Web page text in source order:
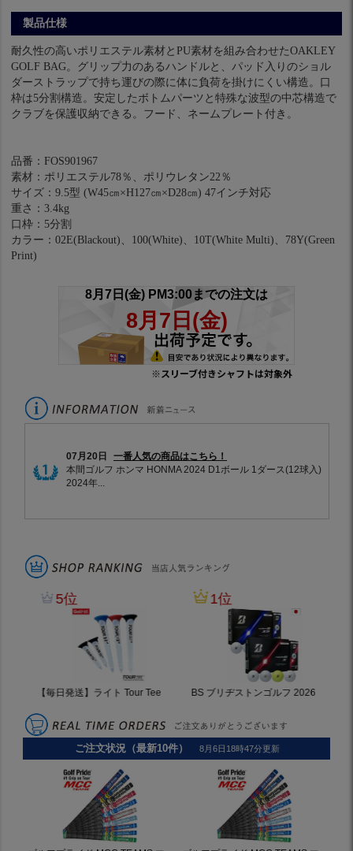
製品仕様
耐久性の高いポリエステル素材とPU素材を組み合わせたOAKLEY
GOLF BAG。グリップ力のあるハンドルと、パッド入りのショル
ダーストラップで持ち運びの際に体に負荷を掛けにくい構造。口
枠は5分割構造。安定したボトムパーツと特殊な波型の中芯構造で
クラブを保護収納できる。フード、ネームプレート付き。
品番：FOS901967
素材：ポリエステル78％、ポリウレタン22％
サイズ：9.5型 (W45㎝×H127㎝×D28㎝) 47インチ対応
重さ：3.4kg
口枠：5分割
カラー：02E(Blackout)、100(White)、10T(White Multi)、78Y(Green
Print)
※スリーブ付きシャフトは対象外